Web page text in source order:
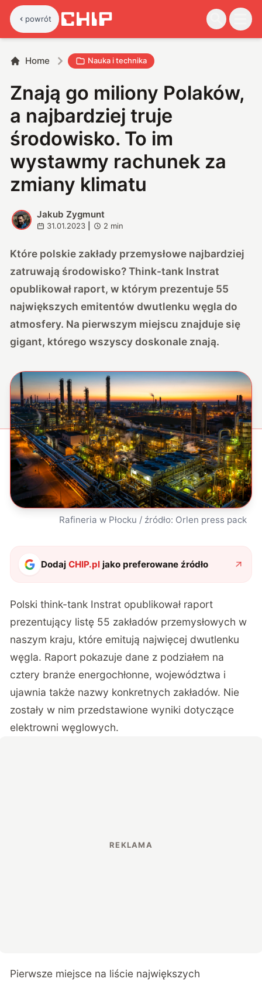
powrót
Home Nauka i technika
Znają go miliony Polaków,
a najbardziej truje
środowisko. To im
wystawmy rachunek za
zmiany klimatu
J
Jakub Zygmunt
31.01.2023 2 min
Które polskie zakłady przemysłowe najbardziej
zatruwają środowisko? Think-tank Instrat
opublikował raport, w którym prezentuje 55
największych emitentów dwutlenku węgla do
atmosfery. Na pierwszym miejscu znajduje się
gigant, którego wszyscy doskonale znają.
Rafineria w Płocku / źródło: Orlen press pack
DodajCHIP.pl jako preferowane źródło
Polski think-tank Instrat opublikował raport
prezentujący listę 55 zakładów przemysłowych w
naszym kraju, które emitują najwięcej dwutlenku
węgla. Raport pokazuje dane z podziałem na
cztery branże energochłonne, województwa i
ujawnia także nazwy konkretnych zakładów. Nie
zostały w nim przedstawione wyniki dotyczące
elektrowni węglowych.
Pierwsze miejsce na liście największych